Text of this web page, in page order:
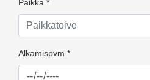
Paikka *
Alkamispvm *